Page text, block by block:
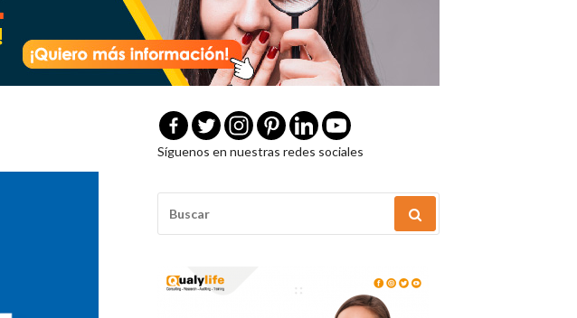
Síguenos en nuestras redes sociales
POR: